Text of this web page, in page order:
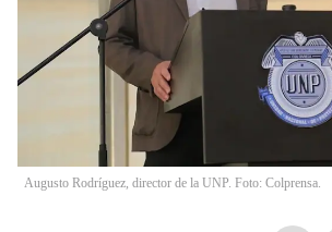
Augusto Rodríguez, director de la UNP. Foto: Colprensa.